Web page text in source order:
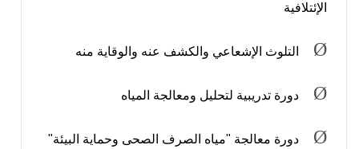
الإئتلافية
Ø التلوث الإشعاعي والكشف عنه والوقاية منه
Ø دورة تدريبية لتحليل ومعالجة المياه
Ø دورة معالجة "مياه الصرف الصحى وحماية البيئة"